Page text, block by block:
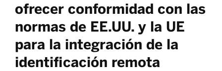
ofrecer conformidad con las
normas de EE.UU. y la UE
para la integración de la
identificación remota